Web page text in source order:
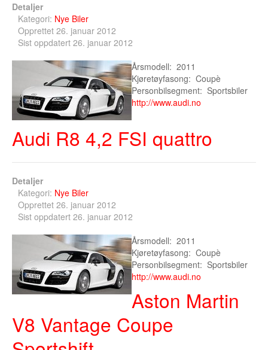
Bilmerke sider
Finnmark
Hordaland
Møre og Romsdal
Nord Trøndelag
Nordland
Oslo
Oppland
Rogaland
Sogn og Fjordane
Troms
Sør Trøndelag
Detaljer
Kategori: Nye Biler
Opprettet 26. januar 2012
Sist oppdatert 26. januar 2012
Årsmodell: 2011
Kjøretøyfasong: Coupè
Personbilsegment: Sportsbiler
http://www.audi.no
Audi R8 4,2 FSI quattro
Detaljer
Kategori: Nye Biler
Opprettet 26. januar 2012
Sist oppdatert 26. januar 2012
Årsmodell: 2011
Kjøretøyfasong: Coupè
Personbilsegment: Sportsbiler
http://www.audi.no
Aston Martin
V8 Vantage Coupe